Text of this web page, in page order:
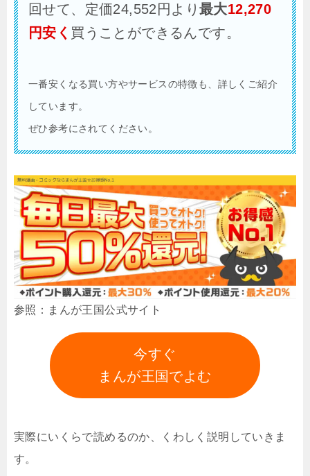
回せて、定価24,552円より 最大12,270
円安く 買うことができるんです。
一番安くなる買い方やサービスの特徴も、詳しくご紹介
しています。
ぜひ参考にされてください。
参照：まんが王国公式サイト
今すぐ
まんが王国でよむ
実際にいくらで読めるのか、くわしく説明していきま
す。